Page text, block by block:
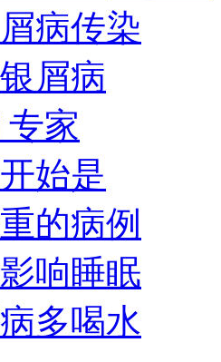
病传染
屑病
家
始是
的病例
响睡眠
多喝水